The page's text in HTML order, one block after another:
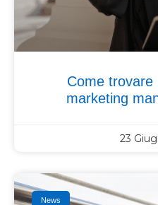
Come trovare
marketing
23
News